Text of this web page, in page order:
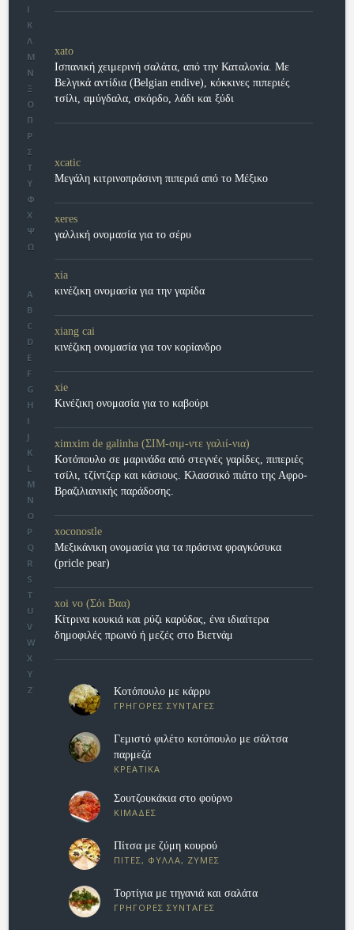
Ι
Κ
Λ
Μ
Ν
Ξ
Ο
Π
Ρ
Σ
Τ
Υ
Φ
Χ
Ψ
Ω
A
B
C
D
E
F
G
H
I
J
K
L
M
N
O
P
Q
R
S
T
U
V
W
X
Y
Z
xato
Ισπανική χειμερινή σαλάτα, από την Καταλονία. Με
Βελγικά αντίδια (Belgian endive), κόκκινες πιπεριές
τσίλι, αμύγδαλα, σκόρδο, λάδι και ξύδι
xcatic
Μεγάλη κιτρινοπράσινη πιπεριά από το Μέξικο
xeres
γαλλική ονομασία για το σέρυ
xia
κινέζικη ονομασία για την γαρίδα
xiang cai
κινέζικη ονομασία για τον κορίανδρο
xie
Κινέζικη ονομασία για το καβούρι
ximxim de galinha (ΣΙΜ-σιμ-ντε γαλιί-νια)
Κοτόπουλο σε μαρινάδα από στεγνές γαρίδες, πιπεριές
τσίλι, τζίντζερ και κάσιους. Κλασσικό πιάτο της Αφρο-
Βραζιλιανικής παράδοσης.
xoconostle
Μεξικάνικη ονομασία για τα πράσινα φραγκόσυκα
(pricle pear)
xoi vo (Σόι Βαα)
Κίτρινα κουκιά και ρύζι καρύδας, ένα ιδιαίτερα
δημοφιλές πρωινό ή μεζές στο Βιετνάμ
Κοτόπουλο με κάρρυ
ΓΡΗΓΟΡΕΣ ΣΥΝΤΑΓΕΣ
Γεμιστό φιλέτο κοτόπουλο με σάλτσα
παρμεζά
ΚΡΕΑΤΙΚΑ
Σουτζουκάκια στο φούρνο
ΚΙΜΑΔΕΣ
Πίτσα με ζύμη κουρού
ΠΙΤΕΣ, ΦΥΛΛΑ, ΖΥΜΕΣ
Τορτίγια με τηγανιά και σαλάτα
ΓΡΗΓΟΡΕΣ ΣΥΝΤΑΓΕΣ